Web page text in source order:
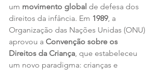
um movimento global de defesa dos
direitos da infância. Em 1989, a
Organização das Nações Unidas (ONU)
aprovou a Convenção sobre os
Direitos da Criança, que estabeleceu
um novo paradigma: crianças e